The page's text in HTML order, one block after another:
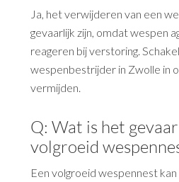
Ja, het verwijderen van een
gevaarlijk zijn, omdat wespen
reageren bij verstoring.
wespenbestrijder in Zwolle in
vermijden.
Q: Wat is het
volgroeid
Een volgroeid wespennest